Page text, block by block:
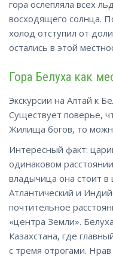
гора ослепляла всех
восходящего солнца.
холод отступил от
остались в этой
Гора Белуха как
Экскурсии на Алтай к
Существует поверье,
Жилища богов, то
Интересный факт:
одинаковом
владычица она стоит
Атлантический и
почтительное
«центра Земли».
Казахстана, где
с тремя отрогами.